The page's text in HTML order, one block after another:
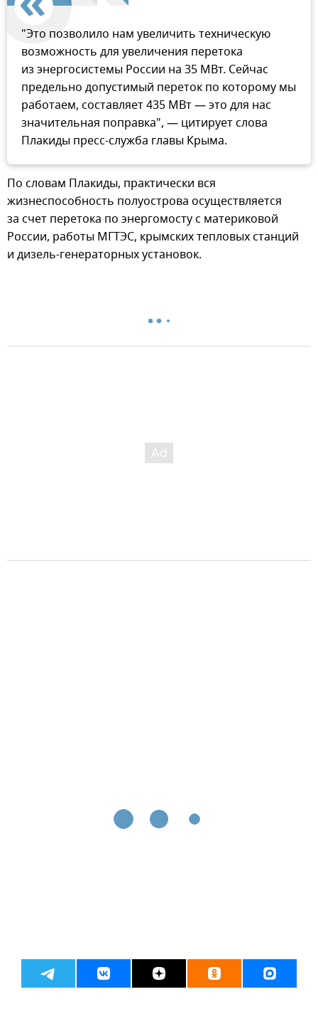
"Это позволило нам увеличить техническую
возможность для увеличения перетока
из энергосистемы России на 35 МВт. Сейчас
предельно допустимый переток по которому мы
работаем, составляет 435 МВт — это для нас
значительная поправка", — цитирует слова
Плакиды пресс-служба главы Крыма.
По словам Плакиды, практически вся
жизнеспособность полуострова осуществляется
за счет перетока по энергомосту с материковой
России, работы МГТЭС, крымских тепловых станций
и дизель-генераторных установок.